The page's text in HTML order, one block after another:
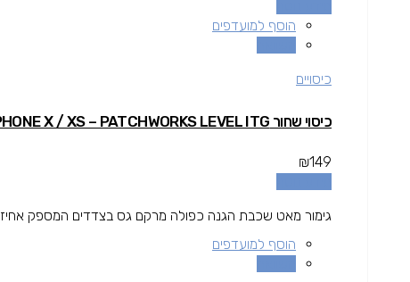
הוסף למועדפים
כיסויים
כיסוי שחור IPHONE X / XS – PATCHWORKS LEVEL ITG
₪149
גימור מאט שכבת הגנה כפולה מרקם גס בצדדים המספק
הוסף למועדפים